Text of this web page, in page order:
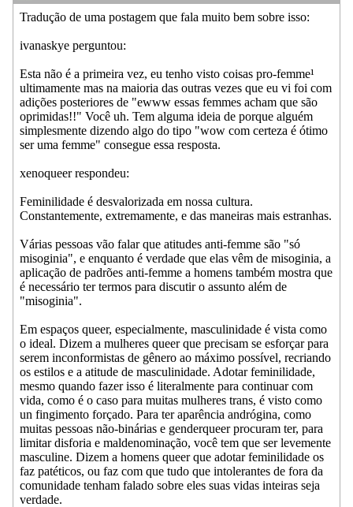
Tradução de uma postagem que fala muito bem sobre isso:
ivanaskye perguntou:
Esta não é a primeira vez, eu tenho visto coisas pro-femme¹
ultimamente mas na maioria das outras vezes que eu vi foi com
adições posteriores de "ewww essas femmes acham que são
oprimidas!!" Você uh. Tem alguma ideia de porque alguém
simplesmente dizendo algo do tipo "wow com certeza é ótimo
ser uma femme" consegue essa resposta.
xenoqueer respondeu:
Feminilidade é desvalorizada em nossa cultura.
Constantemente, extremamente, e das maneiras mais estranhas.
Várias pessoas vão falar que atitudes anti-femme são "só
misoginia", e enquanto é verdade que elas vêm de misoginia, a
aplicação de padrões anti-femme a homens também mostra que
é necessário ter termos para discutir o assunto além de
"misoginia".
Em espaços queer, especialmente, masculinidade é vista como
o ideal. Dizem a mulheres queer que precisam se esforçar para
serem inconformistas de gênero ao máximo possível, recriando
os estilos e a atitude de masculinidade. Adotar feminilidade,
mesmo quando fazer isso é literalmente para continuar com
vida, como é o caso para muitas mulheres trans, é visto como
un fingimento forçado. Para ter aparência andrógina, como
muitas pessoas não-binárias e genderqueer procuram ter, para
limitar disforia e maldenominação, você tem que ser levemente
masculine. Dizem a homens queer que adotar feminilidade os
faz patéticos, ou faz com que tudo que intolerantes de fora da
comunidade tenham falado sobre eles suas vidas inteiras seja
verdade.